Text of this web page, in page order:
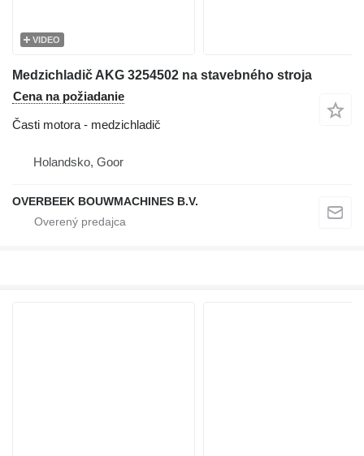
VIDEO
Medzichladič AKG 3254502 na stavebného stroja
Cena na požiadanie
Časti motora - medzichladič
Holandsko, Goor
OVERBEEK BOUWMACHINES B.V.